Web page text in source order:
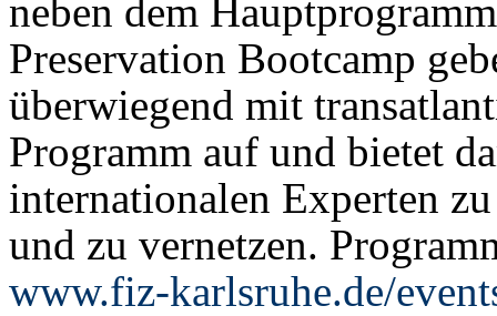
neben dem
Preservation Bootcamp
überwiegend mit
Programm auf und bietet
internationalen Experten
und zu vernetzen.
www.fiz-karlsruhe.de/